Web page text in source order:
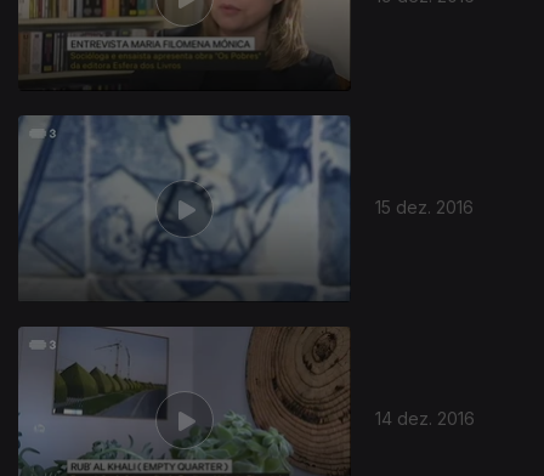
15 dez. 2016
14 dez. 2016